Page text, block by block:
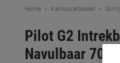
Home Kantoorartikelen
Pilot G2
Navulbaar 70%